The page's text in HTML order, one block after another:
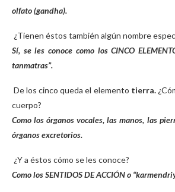
olfato (gandha).
¿Tienen éstos también algún nombre
Sí, se les conoce como los CINCO
tanmatras”.
De los cinco queda el elemento tierra.
cuerpo?
Como los órganos vocales, las manos, las
órganos excretorios.
¿Y a éstos cómo se les conoce?
Como los SENTIDOS DE ACCIÓN o